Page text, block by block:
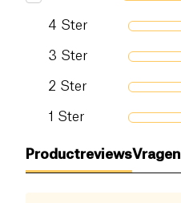
4 Ster
3 Ster
2 Ster
1 Ster
ProductreviewsVragen